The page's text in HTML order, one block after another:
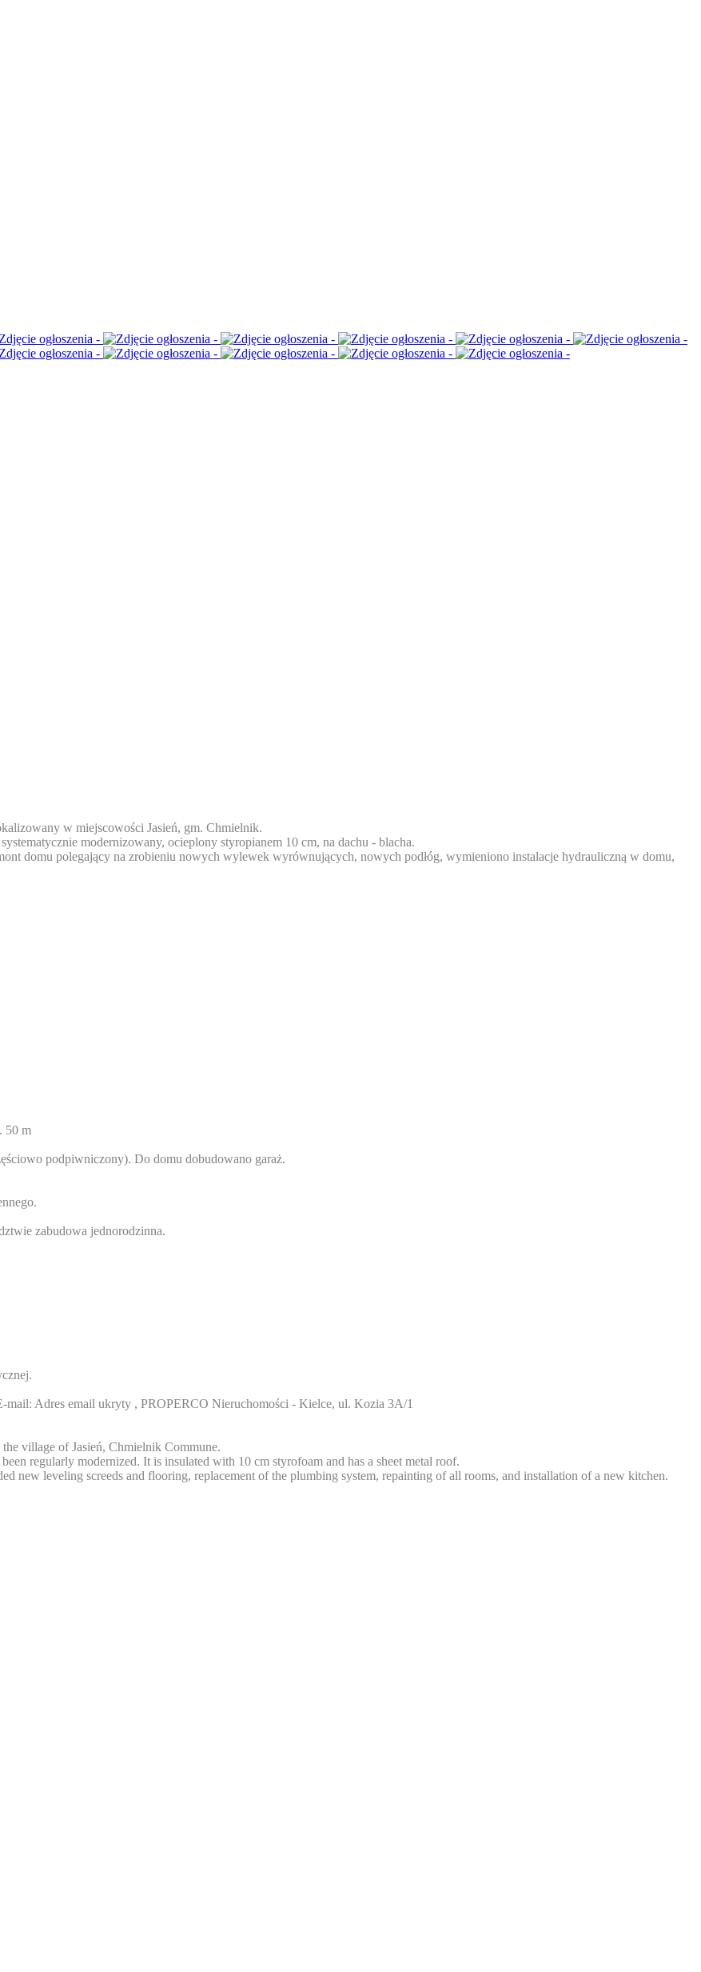
w miejscowości Jasień, gm. Chmielnik.
modernizowany, ocieplony styropianem 10 cm, na dachu - blacha.
domu polegający na zrobieniu nowych wylewek wyrównujących, nowych podłóg, wymieniono instalacje hydrauliczną w domu,
50 m
podpiwniczony). Do domu dobudowano garaż.
zabudowa jednorodzinna.
mail: Adres email ukryty , PROPERCO Nieruchomości - Kielce, ul. Kozia 3A/1
village of Jasień, Chmielnik Commune.
regularly modernized. It is insulated with 10 cm styrofoam and has a sheet metal roof.
new leveling screeds and flooring, replacement of the plumbing system, repainting of all rooms, and installation of a new kitchen.